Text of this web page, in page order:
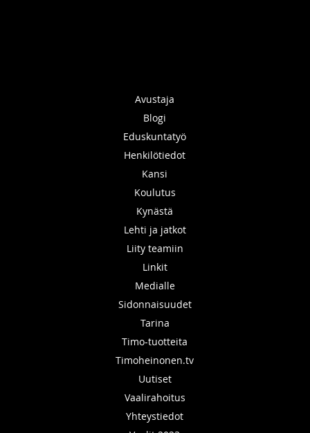
Avustaja
Blogi
Eduskuntatyö
Henkilötiedot
Kansi
Koulutus
Kynästä
Lehti ja jatkot
Liity teamiin
Linkit
Medialle
Sidonnaisuudet
Tarina
Timo-tuotteita
Timoheinonen.tv
Uutiset
Vaalirahoitus
Yhteystiedot